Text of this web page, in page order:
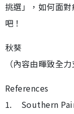
挑選」，如何面
吧！
秋葵
（內容由暉致全力
References
1. Southern